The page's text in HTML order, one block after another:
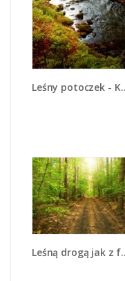
Leśny potoczek - KN492
Leśną drogą jak z filmu - KN324